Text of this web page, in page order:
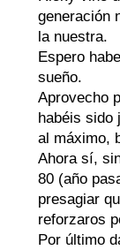
generación
la nuestra.
Espero
sueño.
Aprovecho
habéis sido
al máximo,
Ahora sí,
80 (año
presagiar
reforzaros
Por último